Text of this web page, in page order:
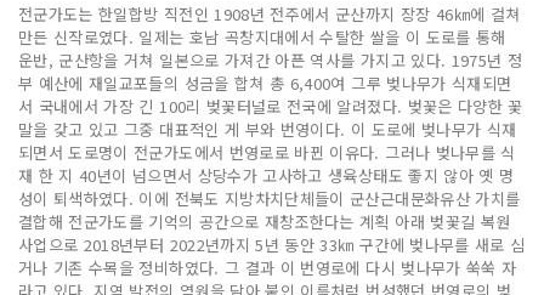
전군가도는 한일합방 직전인 1908년 전주에서 군산까지 장장 46㎞에 걸쳐
만든 신작로였다. 일제는 호남 곡창지대에서 수탈한 쌀을 이 도로를 통해
운반, 군산항을 거쳐 일본으로 가져간 아픈 역사를 가지고 있다. 1975년 정
부 예산에 재일교포들의 성금을 합쳐 총 6,400여 그루 벚나무가 식재되면
서 국내에서 가장 긴 100리 벚꽃터널로 전국에 알려졌다. 벚꽃은 다양한 꽃
말을 갖고 있고 그중 대표적인 게 부와 번영이다. 이 도로에 벚나무가 식재
되면서 도로명이 전군가도에서 번영로로 바뀐 이유다. 그러나 벚나무를 식
재 한 지 40년이 넘으면서 상당수가 고사하고 생육상태도 좋지 않아 옛 명
성이 퇴색하였다. 이에 전북도 지방차치단체들이 군산근대문화유산 가치를
결합해 전군가도를 기억의 공간으로 재창조한다는 계획 아래 벚꽃길 복원
사업으로 2018년부터 2022년까지 5년 동안 33㎞ 구간에 벚나무를 새로 심
거나 기존 수목을 정비하였다. 그 결과 이 번영로에 다시 벚나무가 쑥쑥 자